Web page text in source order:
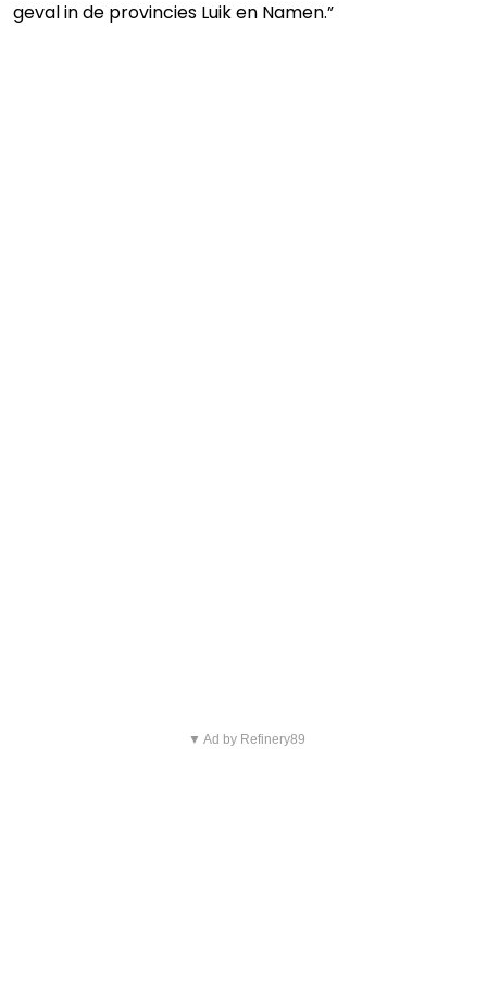
geval in de provincies Luik en Namen.”
▼ Ad by Refinery89